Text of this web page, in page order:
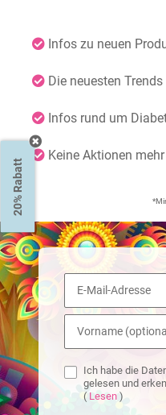
Ich habe die
gelesen und
( Lesen )
Infos zu neuen
Die neuesten Trends
Infos rund um
Keine Aktionen
20% Rabatt